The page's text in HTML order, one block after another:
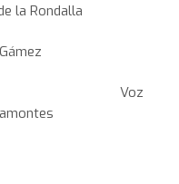
la Rondalla
Gámez
Corral Voz
Miramontes